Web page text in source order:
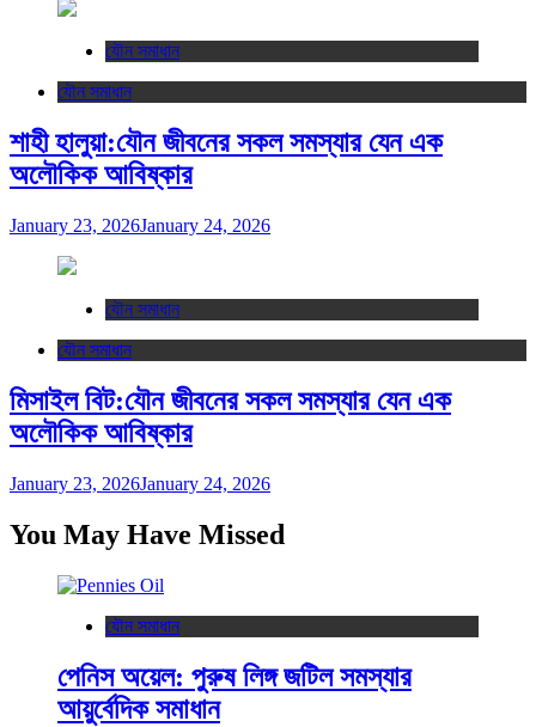
যৌন সমাধান
যৌন সমাধান
শাহী হালুয়া:যৌন জীবনের সকল সমস্যার যেন এক
অলৌকিক আবিষ্কার
January 23, 2026January 24, 2026
যৌন সমাধান
যৌন সমাধান
মিসাইল বিট:যৌন জীবনের সকল সমস্যার যেন এক
অলৌকিক আবিষ্কার
January 23, 2026January 24, 2026
You May Have Missed
যৌন সমাধান
পেনিস অয়েল: পুরুষ লিঙ্গ জটিল সমস্যার
আয়ুর্বেদিক সমাধান